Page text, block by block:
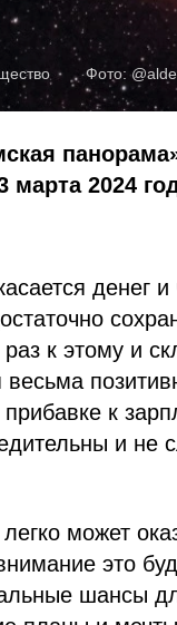
Фото:
марта 2024
денег
раз к этому и
весьма
к
и не
может
это
шансы